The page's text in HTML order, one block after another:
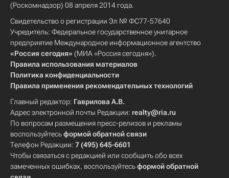
(Роскомнадзор) 08 апреля 2014 года.
Свидетельство о регистрации Эл № ФС77-57640
Учредитель: Федеральное государственное унитарное
предприятие Международное информационное агентство
«Россия сегодня» (МИА «Россия сегодня»).
Правила использования материалов
Политика конфиденциальности
Правила применения рекомендательных технологий
Главный редактор: Гаврилова А.В.
Адрес электронной почты Редакции: realty@ria.ru
По вопросам размещения пресс-релизов и рекламы
воспользуйтесьформой обратной связи
Телефон Редакции: 7 (495) 645-6601
Чтобы связаться с редакцией или сообщить обо всех
замеченных ошибках, воспользуйтесьформой обратной